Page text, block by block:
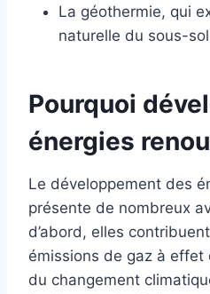
La géothermie, qui
naturelle du sous-
Pourquoi
énergies
Le développement des
présente de nombreux
d’abord, elles
émissions de gaz à effet
du changement